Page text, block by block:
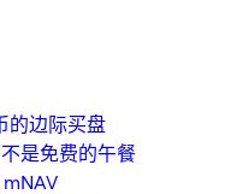
的边际买盘
是免费的午餐